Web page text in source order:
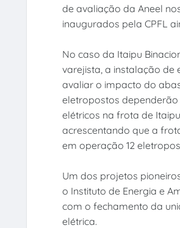
de avaliação da Aneel
inaugurados pela CPFL
No caso da Itaipu
varejista, a instalação de
avaliar o impacto do
eletropostos
elétricos na frota de
acrescentando que a
em operação 12
Um dos projetos
o Instituto de Energia e
com o fechamento da
elétrica.